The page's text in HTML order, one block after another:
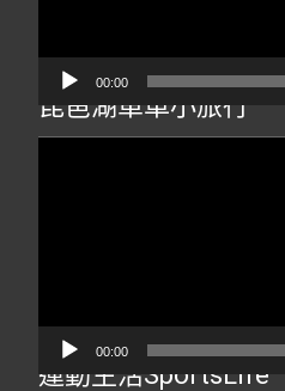
00:00
琵琶湖單車小旅行
00:00
運動生活SportsLife